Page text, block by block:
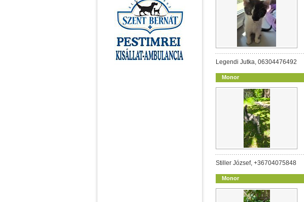
Legendi Jutka, 06304476492
Monor
Stiller József, +36704075848
Monor